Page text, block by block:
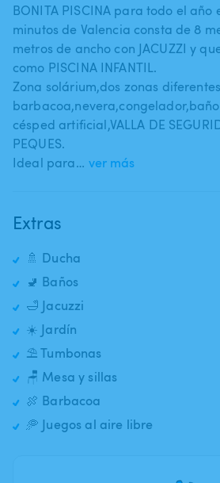
BONITA PISCINA para todo el año
minutos de Valencia consta de 8
metros de ancho con JACUZZI y
como PISCINA INFANTIL.
Zona solárium​,​dos zonas
césped artificial​,​VALLA DE
PEQUES.
Ideal para… ver más
Extras
🚿 Ducha
🚽 Baños
🛁 Jacuzzi
☀️ Jardín
⛱️ Tumbonas
🪑 Mesa y sillas
🍖 Barbacoa
🥏 Juegos al aire libre